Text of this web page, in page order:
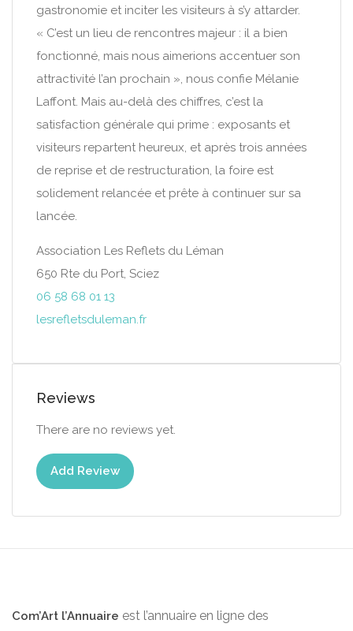
gastronomie et inciter les visiteurs à s’y attarder.
« C’est un lieu de rencontres majeur : il a bien
fonctionné, mais nous aimerions accentuer son
attractivité l’an prochain », nous confie Mélanie
Laffont. Mais au-delà des chiffres, c’est la
satisfaction générale qui prime : exposants et
visiteurs repartent heureux, et après trois années
de reprise et de restructuration, la foire est
solidement relancée et prête à continuer sur sa
lancée.
Association Les Reflets du Léman
650 Rte du Port, Sciez
06 58 68 01 13
lesrefletsduleman.fr
Reviews
There are no reviews yet.
Add Review
Com’Art l’Annuaire est l’annuaire en ligne des